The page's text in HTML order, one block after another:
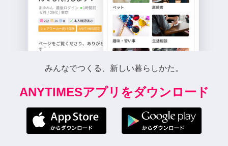
みんなでつくる、新しい暮らしかた。
ANYTIMESアプリをダウンロード